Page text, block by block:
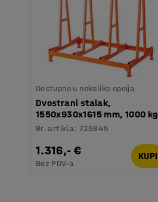
Dostupno u nekoliko opcija
Dvostrani stalak,
1550x930x1615 mm, 1000 kg
Br. artikla:725845
1.316,- €
Bez PDV-a
KUPI